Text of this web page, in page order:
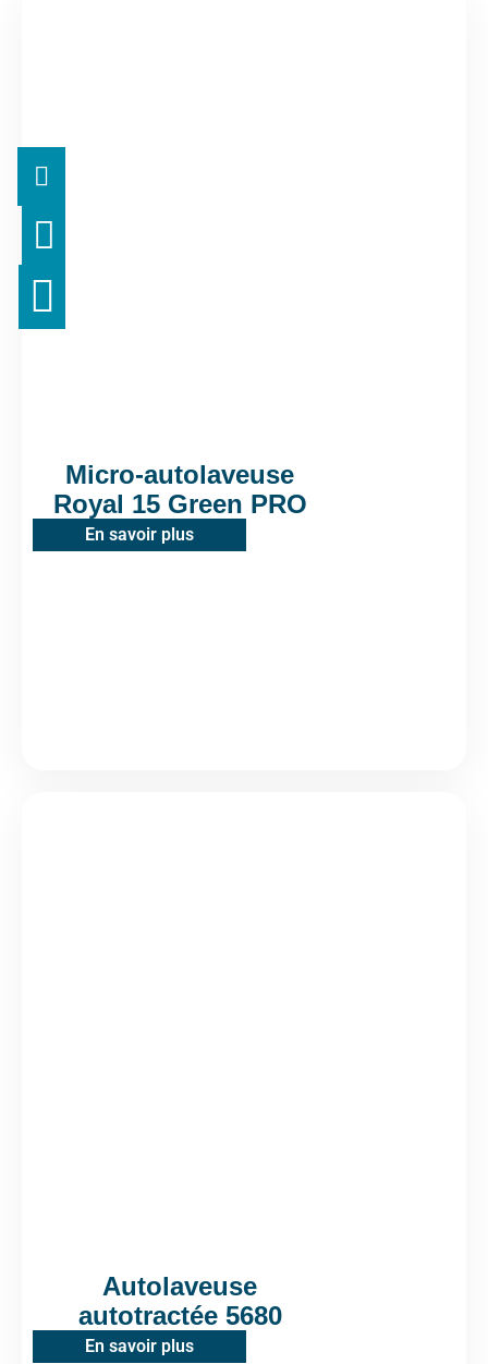
Micro-autolaveuse
Royal 15 Green PRO
En savoir plus
Autolaveuse
autotractée 5680
En savoir plus